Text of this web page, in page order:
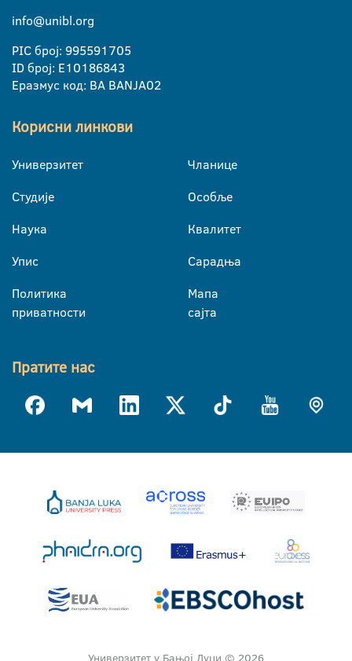
info@unibl.org
PIC број: 995591705
ID број: E10186843
Еразмус код: BA BANJA02
Корисни линкови
Универзитет
Студије
Наука
Упис
Политика
приватности
Чланице
Особље
Квалитет
Сарадња
Мапа
сајта
Пратите нас